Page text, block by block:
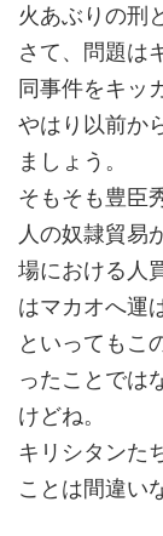
火あぶりの刑
さて、問題は
同事件をキッ
やはり以前か
ましょう。
そもそも豊臣
人の奴隷貿易
場における人
はマカオへ運
といってもこ
ったことでは
けどね。
キリシタンた
ことは間違い